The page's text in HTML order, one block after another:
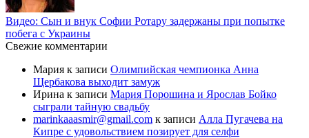
Видео: Сын и внук Софии Ротару задержаны при попытке
побега с Украины
Свежие комментарии
Мария к записи Олимпийская чемпионка Анна
Щербакова выходит замуж
Ирина к записи Мария Порошина и Ярослав Бойко
сыграли тайную свадьбу
marinkaaasmir@gmail.com к записи Алла Пугачева на
Кипре с удовольствием позирует для селфи